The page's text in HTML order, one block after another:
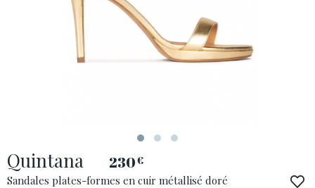
Escarpins
Talon haut
ACCÈS À MA COMMANDE
Quintana 230€
Sandales plates-formes en cuir métallisé doré